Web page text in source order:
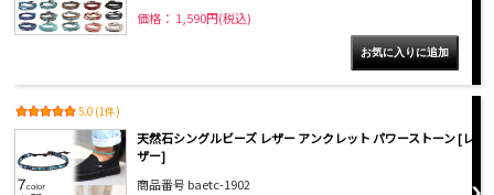
価格： 1,590円(税込)
5.0 (1件)
天然石シングルビーズ レザー アンクレット パワーストーン [レ
ザー]
商品番号 baetc-1902